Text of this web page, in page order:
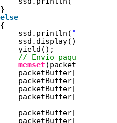
}
else
{
ssd.println( "IP "
ssd.display();
yield();
// Envio paquete NTP
memset (packetBuffer, 0,
packetBuffer[0] =
packetBuffer[1]
packetBuffer[2]
packetBuffer[3] =
packetBuffer[12] = 49;
packetBuffer[13] =